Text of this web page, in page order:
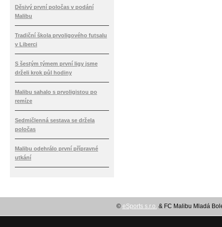
Děsivý první poločas v podání
Malibu
Tradiční škola prvoligového futsalu
v Liberci
S šestým týmem první ligy jsme
drželi krok půl hodiny
Malibu sahalo s prvoligistou po
remíze
Sedmičlenná sestava se držela
poločas
Malibu odehrálo první přípravné
utkání
© eSports s.r.o. & FC Malibu Mladá